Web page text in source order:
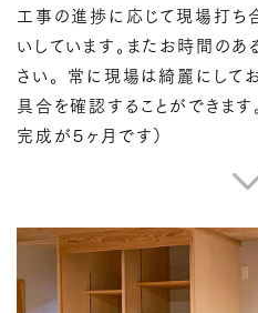
工事の進捗に応じて現場打ち
いしています。またお時間の
さい。 常に現場は綺麗にして
具合を確認することができま
完成が５ヶ月です）